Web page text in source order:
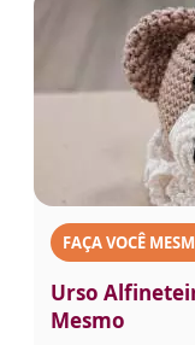
FAÇA VOCÊ
Urso
Mesmo